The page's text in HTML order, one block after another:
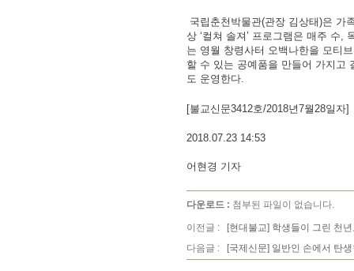
국립춘천박물관(관장 김상태)은 가
상 ‘컬쳐 솔져’ 프로그램은 매주 수,
는 영월 창령사터 오백나한을 모티
할 수 있는 공예품을 만들어 가지고
도 운영한다.
[불교신문3412호/2018년7월28일자]
2018.07.23 14:53
어현경 기자
다운로드 : 첨부된 파일이 없습니다.
이전글 :
[현대불교] 학생들이 그린 천
다음글 :
[국제신문] 일반인 손에서 탄